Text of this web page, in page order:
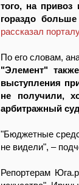
того, на привоз
гораздо
рассказал
По его словам,
"Элемент"
выступления
не получили,
арбитражный
"Бюджетные
не видели", –
Репортерам